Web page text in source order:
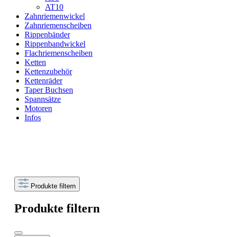
AT10
Zahnriemenwickel
Zahnriemenscheiben
Rippenbänder
Rippenbandwickel
Flachriemenscheiben
Ketten
Kettenzubehör
Kettenräder
Taper Buchsen
Spannsätze
Motoren
Infos
Produkte filtern
Produkte filtern